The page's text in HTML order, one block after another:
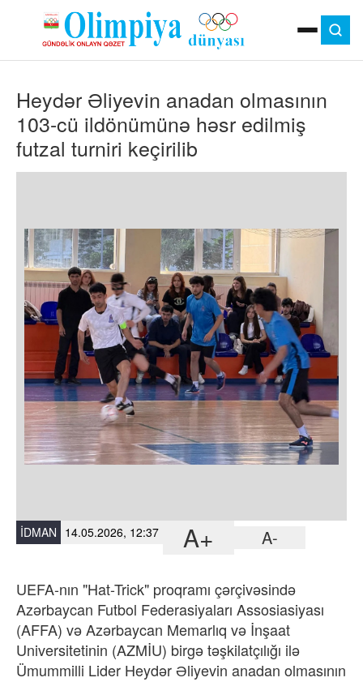
MOK
OLIMPIYA OYUNLARI
ÇAP VERSIYASI
TV
MÜSAHIBƏ
FOTO
VIDEO
DIGƏR
Heydər Əliyevin anadan olmasının
103-cü ildönümünə həsr edilmiş
futzal turniri keçirilib
İDMAN 14.05.2026, 12:37 A+ A-
UEFA-nın "Hat-Trick" proqramı çərçivəsində
Azərbaycan Futbol Federasiyaları Assosiasiyası
(AFFA) və Azərbaycan Memarlıq və İnşaat
Universitetinin (AZMİU) birgə təşkilatçılığı ilə
Ümummilli Lider Heydər Əliyevin anadan olmasının